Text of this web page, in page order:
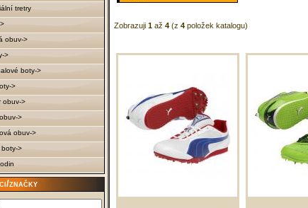
tretry
obuv->
>
boty->
>
obuv->
>
obuv->
>
značky
Zobrazuji 1 až 4 (z 4 položek katalogu)